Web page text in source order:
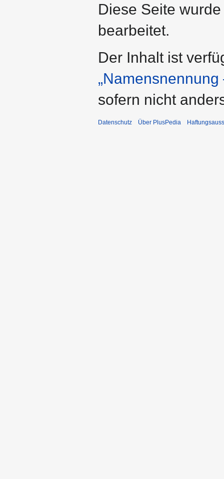
Diese Seite
bearbeitet.
Der Inhalt ist
sofern nicht
Datenschutz Über PlusPedia